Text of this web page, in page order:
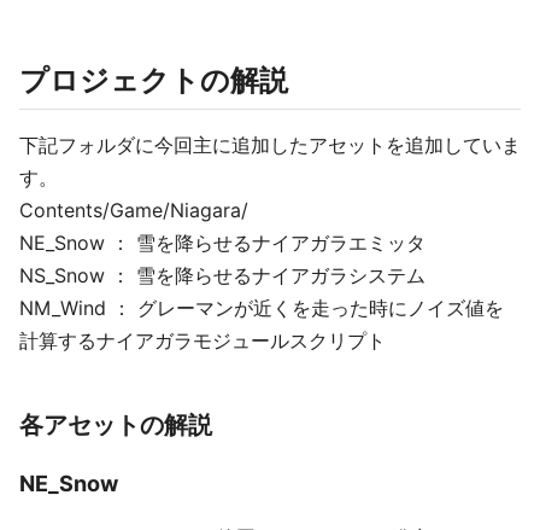
プロジェクトの解説
下記フォルダに今回主に追加したアセットを追加していま
す。
Contents/Game/Niagara/
NE_Snow ： 雪を降らせるナイアガラエミッタ
NS_Snow ： 雪を降らせるナイアガラシステム
NM_Wind ： グレーマンが近くを走った時にノイズ値を
計算するナイアガラモジュールスクリプト
各アセットの解説
NE_Snow